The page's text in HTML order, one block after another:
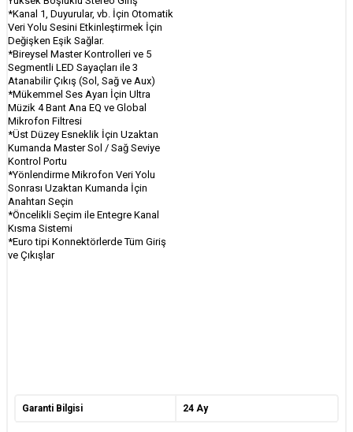
*Kanal 1, Duyurular, vb. İçin Otomatik
Veri Yolu Sesini Etkinleştirmek İçin
Değişken Eşik Sağlar.
*Bireysel Master Kontrolleri ve 5
Segmentli LED Sayaçları ile 3
Atanabilir Çıkış (Sol, Sağ ve Aux)
*Mükemmel Ses Ayarı İçin Ultra
Müzik 4 Bant Ana EQ ve Global
Mikrofon Filtresi
*Üst Düzey Esneklik İçin Uzaktan
Kumanda Master Sol / Sağ Seviye
Kontrol Portu
*Yönlendirme Mikrofon Veri Yolu
Sonrası Uzaktan Kumanda İçin
Anahtarı Seçin
*Öncelikli Seçim ile Entegre Kanal
Kısma Sistemi
*Euro tipi Konnektörlerde Tüm Giriş
ve Çıkışlar
Garanti Bilgisi 24 Ay